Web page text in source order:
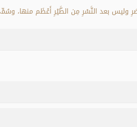
وليس بعد النَّسْرِ مِن الطَّيْرِ أَعْظَم منها،